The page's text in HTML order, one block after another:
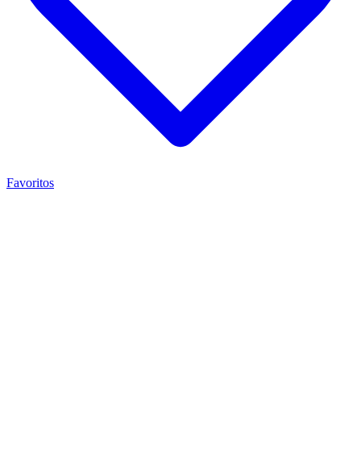
Favoritos